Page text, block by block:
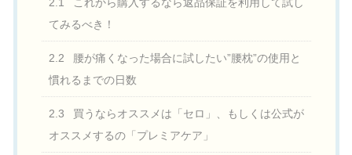
てみるべき！
2.2
腰が痛くなった場合に試したい”腰枕”の使用と
慣れるまでの日数
2.3
買うならオススメは「セロ」、もしくは公式が
オススメするの「プレミアケア」